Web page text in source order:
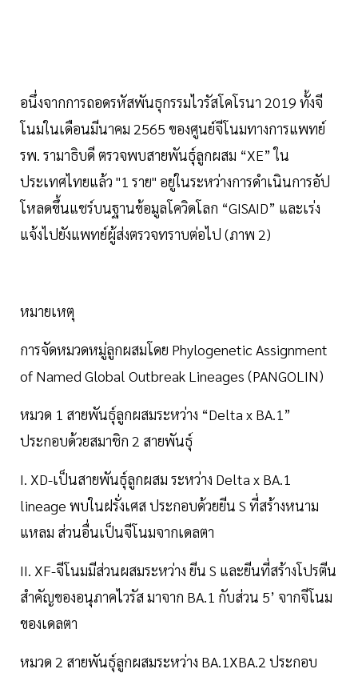
อนึ่งจากการถอดรหัสพันธุกรรมไวรัสโคโรนา 2019 ทั้งจี
โนมในเดือนมีนาคม 2565 ของศูนย์จีโนมทางการแพทย์
รพ. รามาธิบดี ตรวจพบสายพันธุ์ลูกผสม “XE” ใน
ประเทศไทยแล้ว "1 ราย" อยู่ในระหว่างการดำเนินการอัป
โหลดขึ้นแชร์บนฐานข้อมูลโควิดโลก “GISAID” และเร่ง
แจ้งไปยังแพทย์ผู้ส่งตรวจทราบต่อไป (ภาพ 2)
หมายเหตุ
การจัดหมวดหมู่ลูกผสมโดย Phylogenetic Assignment
of Named Global Outbreak Lineages (PANGOLIN)
หมวด 1 สายพันธุ์ลูกผสมระหว่าง “Delta x BA.1”
ประกอบด้วยสมาชิก 2 สายพันธุ์
I. XD-เป็นสายพันธุ์ลูกผสม ระหว่าง Delta x BA.1
lineage พบในฝรั่งเศส ประกอบด้วยยีน S ที่สร้างหนาม
แหลม ส่วนอื่นเป็นจีโนมจากเดลตา
II. XF-จีโนมมีส่วนผสมระหว่าง ยีน S และยีนที่สร้างโปรตีน
สำคัญของอนุภาคไวรัส มาจาก BA.1 กับส่วน 5’ จากจีโนม
ของเดลตา
หมวด 2 สายพันธุ์ลูกผสมระหว่าง BA.1XBA.2 ประกอบ